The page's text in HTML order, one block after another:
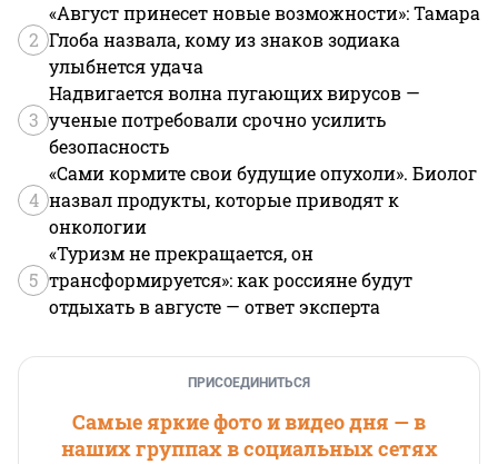
2
«Август принесет новые возможности»: Тамара
Глоба назвала, кому из знаков зодиака
улыбнется удача
3
Надвигается волна пугающих вирусов —
ученые потребовали срочно усилить
безопасность
4
«Сами кормите свои будущие опухоли». Биолог
назвал продукты, которые приводят к
онкологии
5
«Туризм не прекращается, он
трансформируется»: как россияне будут
отдыхать в августе — ответ эксперта
ПРИСОЕДИНИТЬСЯ
Самые яркие фото и видео дня — в
наших группах в социальных сетях